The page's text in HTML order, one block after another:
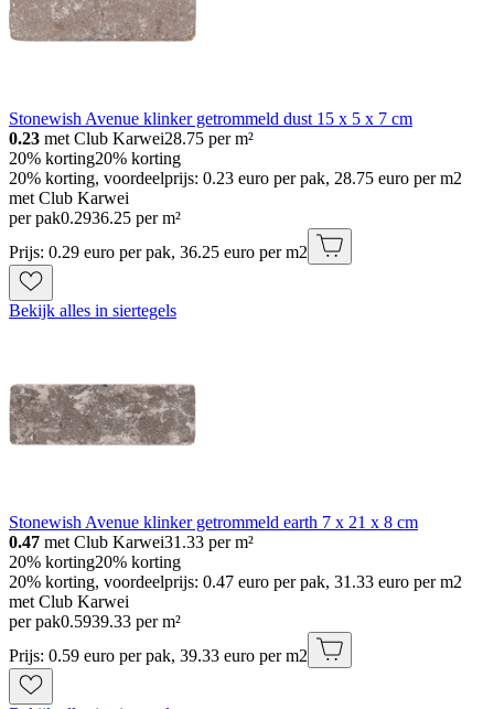
Stonewish Avenue klinker getrommeld dust 15 x 5 x 7 cm
0.23 met Club Karwei28.75 per m²
20% korting20% korting
20% korting, voordeelprijs: 0.23 euro per pak, 28.75 euro per m2
met Club Karwei
per pak0.2936.25 per m²
Prijs: 0.29 euro per pak, 36.25 euro per m2
Bekijk alles in siertegels
Stonewish Avenue klinker getrommeld earth 7 x 21 x 8 cm
0.47 met Club Karwei31.33 per m²
20% korting20% korting
20% korting, voordeelprijs: 0.47 euro per pak, 31.33 euro per m2
met Club Karwei
per pak0.5939.33 per m²
Prijs: 0.59 euro per pak, 39.33 euro per m2